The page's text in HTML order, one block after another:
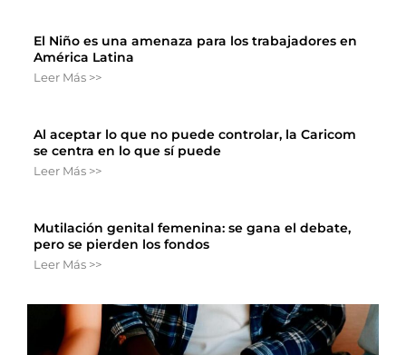
El Niño es una amenaza para los trabajadores en
América Latina
Leer Más >>
Al aceptar lo que no puede controlar, la Caricom
se centra en lo que sí puede
Leer Más >>
Mutilación genital femenina: se gana el debate,
pero se pierden los fondos
Leer Más >>